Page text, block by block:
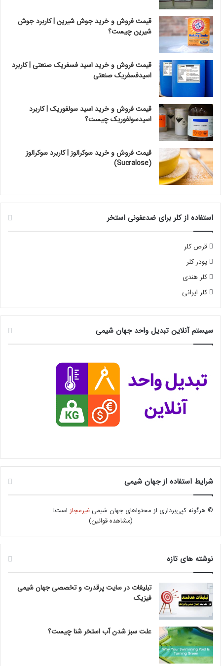
قیمت فروش و خرید جوش شیرین | کاربرد جوش
شیرین چیست؟
قیمت فروش و خرید اسید فسفریک صنعتی | کاربرد
اسیدفسفریک صنعتی
قیمت فروش و خرید اسید سولفوریک | کاربرد
اسیدسولفوریک چیست؟
قیمت فروش و خرید سوکرالوز | کاربرد سوکرالوز
(Sucralose)
استفاده از کلر برای ضدعفونی استخر
قرص کلر
پودر کلر
کلر هندی
کلر ایرانی
سیستم آنلاین تبدیل واحد جهان شیمی
شرایط استفاده از جهان شیمی
© هرگونه کپی‌برداری از محتواهای جهان شیمیغیرمجاز است!
(مشاهده قوانین)
نوشته های تازه
تبلیغات در سایت پرقدرت و تخصصی جهان شیمی
فیزیک
علت سبز شدن آب استخر شنا چیست؟